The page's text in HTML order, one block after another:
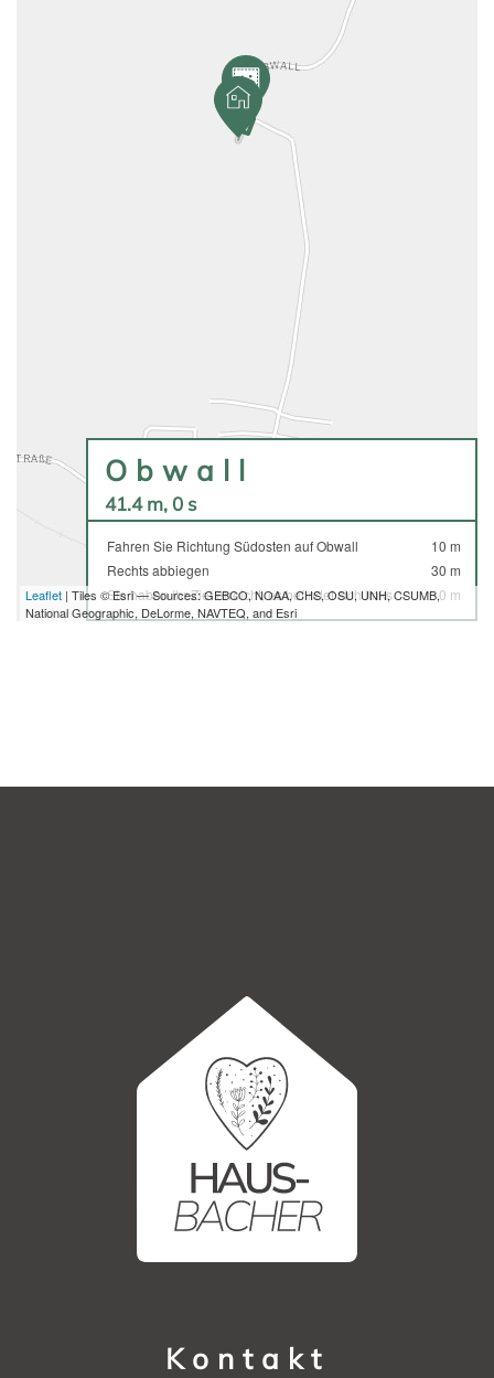
Obwall
41.4 m, 0 s
Fahren Sie Richtung Südosten auf Obwall
10 m
Rechts abbiegen
30 m
Sie haben Ihr Ziel erreicht, es befindet sich links
0 m
Leaflet | Tiles © Esri — Sources: GEBCO, NOAA, CHS, OSU, UNH, CSUMB,
National Geographic, DeLorme, NAVTEQ, and Esri
Kontakt